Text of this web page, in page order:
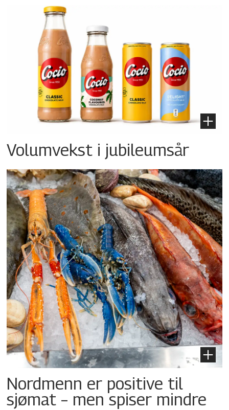
Volumvekst i jubileumsår
Nordmenn er positive til
sjømat – men spiser mindre